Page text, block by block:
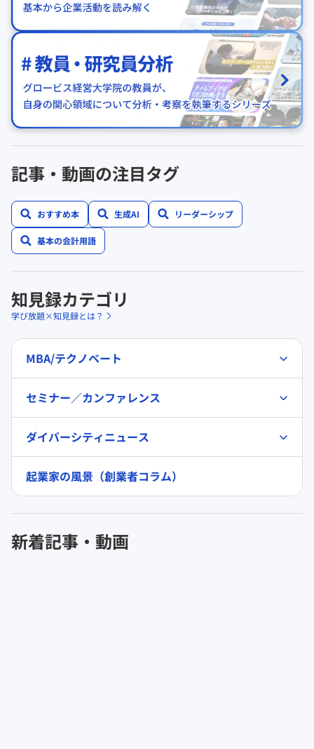
記事・動画の注目タグ
おすすめ本 生成AI リーダーシップ
基本の会計用語
知見録カテゴリ
学び放題×知見録とは？
MBA/テクノベート
セミナー／カンファレンス
ダイバーシティニュース
起業家の風景（創業者コラム）
新着記事・動画